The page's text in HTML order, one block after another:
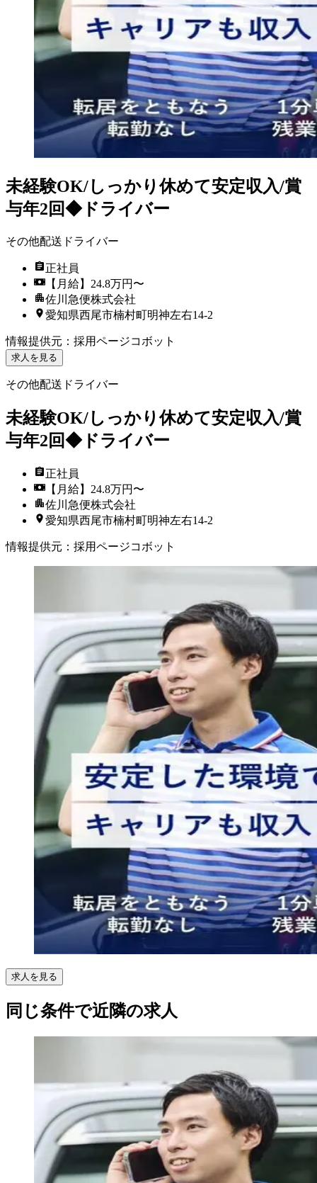
未経験OK/しっかり休めて安定収入/賞
与年2回◆ドライバー
その他配送ドライバー
正社員
【月給】24.8万円〜
佐川急便株式会社
愛知県西尾市楠村町明神左右14-2
情報提供元 ： 採用ページコボット
求人を見る
その他配送ドライバー
未経験OK/しっかり休めて安定収入/賞
与年2回◆ドライバー
正社員
【月給】24.8万円〜
佐川急便株式会社
愛知県西尾市楠村町明神左右14-2
情報提供元 ： 採用ページコボット
求人を見る
同じ条件で近隣の求人